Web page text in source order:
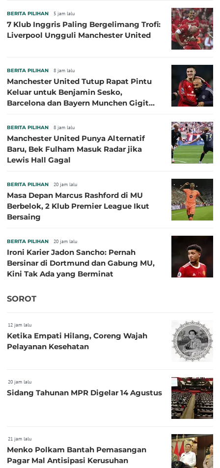
BERITA PILIHAN 5 jam lalu
7 Klub Inggris Paling Bergelimang Trofi:
Liverpool Ungguli Manchester United
BERITA PILIHAN 8 jam lalu
Manchester United Tutup Rapat Pintu
Keluar untuk Benjamin Sesko,
Barcelona dan Bayern Munchen Gigit
BERITA PILIHAN 8 jam lalu
Manchester United Punya Alternatif
Baru, Bek Fulham Masuk Radar jika
Lewis Hall Gagal
BERITA PILIHAN 20 jam lalu
Masa Depan Marcus Rashford di MU
Berbelok, 2 Klub Premier League Ikut
Bersaing
BERITA PILIHAN 20 jam lalu
Ironi Karier Jadon Sancho: Pernah
Bersinar di Dortmund dan Gabung MU,
Kini Tak Ada yang Berminat
SOROT
12 jam lalu
Ketika Empati Hilang, Coreng Wajah
Pelayanan Kesehatan
20 jam lalu
Sidang Tahunan MPR Digelar 14 Agustus
21 jam lalu
Menko Polkam Bantah Pemasangan
Pagar Mal Antisipasi Kerusuhan